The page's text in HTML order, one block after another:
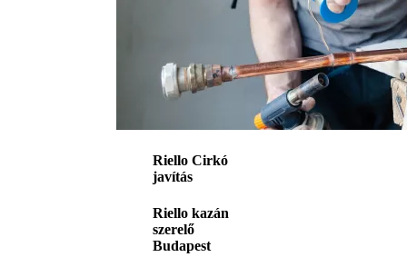
Riello Cirkó
javítás
Riello kazán
szerelő
Budapest